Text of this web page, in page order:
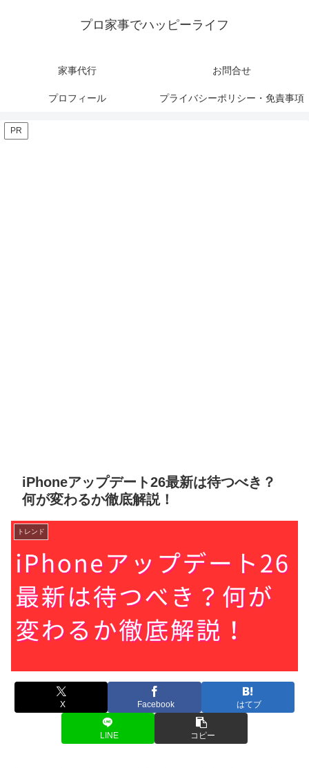
プロ家事でハッピーライフ
家事代行 お問合せ
プロフィール プライバシーポリシー・免責事項
PR
iPhoneアップデート26最新は待つべき？
何が変わるか徹底解説！
トレンド
X Facebook はてブ
LINE コピー